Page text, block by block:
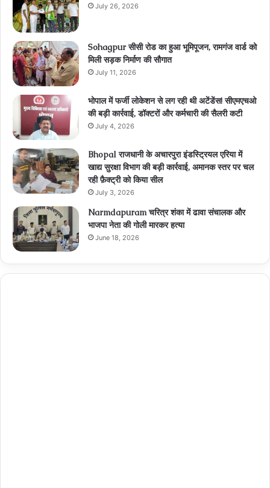
July 26, 2026
Sohagpur सीसी रोड का हुआ भूमिपूजन, रामगंज वार्ड को
मिली सड़क निर्माण की सौगात
July 11, 2026
भोपाल में फर्जी लोकेशन से लग रही थी अटेंडेंस! सीएमएचओ
की बड़ी कार्रवाई, डॉक्टरों और कर्मचारी की सैलरी कटी
July 4, 2026
Bhopal राजधानी के अचारपुरा इंडस्ट्रियल एरिया में
खाद्य सुरक्षा विभाग की बड़ी कार्रवाई, अमानक स्तर पर चल
रही फ़ैक्ट्री को किया सील
July 3, 2026
Narmdapuram चरित्र शंका में ढावा संचालक और
भाजपा नेता की गोली मारकर हत्या
June 18, 2026